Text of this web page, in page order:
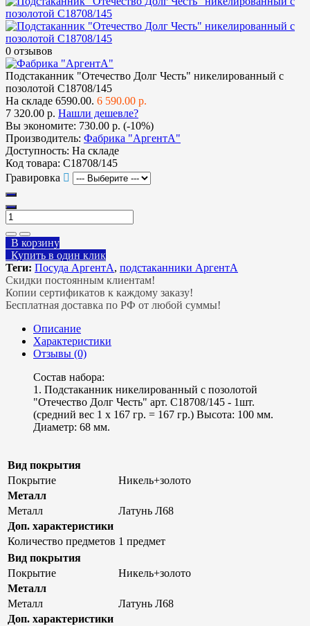
0 отзывов
Подстаканник "Отечество Долг Честь" никелированный с
позолотой С18708/145
На складе 6590.00. 6 590.00 р.
7 320.00 р. Нашли дешевле?
Вы экономите: 730.00 р. (-10%)
Производитель: Фабрика "АргентА"
Доступность: На складе
Код товара: С18708/145
Гравировка
В корзину
Купить в один клик
Теги: Посуда АргентА, подстаканники АргентА
Скидки постоянным клиентам!
Копии сертификатов к каждому заказу!
Бесплатная доставка по РФ от любой суммы!
Описание
Характеристики
Отзывы (0)
Состав набора:
1. Подстаканник никелированный с позолотой
"Отечество Долг Честь" арт. С18708/145 - 1шт.
(средний вес 1 х 167 гр. = 167 гр.) Высота: 100 мм.
Диаметр: 68 мм.
Вид покрытия
Покрытие
Никель+золото
Металл
Металл
Латунь Л68
Доп. характеристики
Количество предметов 1 предмет
Вид покрытия
Покрытие
Никель+золото
Металл
Металл
Латунь Л68
Доп. характеристики